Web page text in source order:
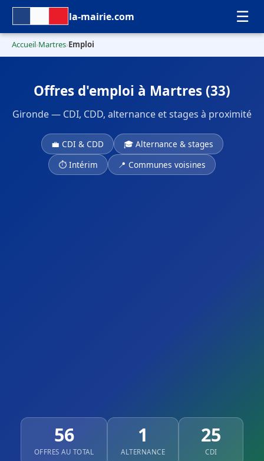
la-mairie.com ☰
Accueil›Martres›Emploi
Offres d'emploi à Martres (33)
Gironde — CDI, CDD, alternance et stages à proximité
💼 CDI & CDD
🎓 Alternance & stages
⏱ Intérim
📍 Communes voisines
56
OFFRES AU TOTAL
1
ALTERNANCE
25
CDI